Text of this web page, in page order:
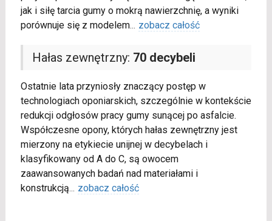
jak i siłę tarcia gumy o mokrą nawierzchnię, a wyniki
porównuje się z modelem... zobacz całość
Hałas zewnętrzny: 70 decybeli
Ostatnie lata przyniosły znaczący postęp w
technologiach oponiarskich, szczególnie w kontekście
redukcji odgłosów pracy gumy sunącej po asfalcie.
Współczesne opony, których hałas zewnętrzny jest
mierzony na etykiecie unijnej w decybelach i
klasyfikowany od A do C, są owocem
zaawansowanych badań nad materiałami i
konstrukcją... zobacz całość